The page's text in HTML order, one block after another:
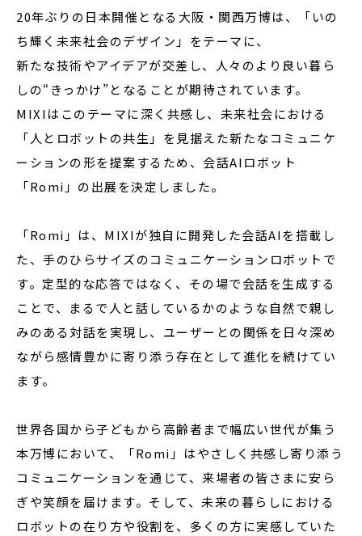
20年ぶりの日本開催となる大阪・関西万博は、「いの
ち輝く未来社会のデザイン」をテーマに、
新たな技術やアイデアが交差し、人々のより良い暮ら
しの“きっかけ”となることが期待されています。
MIXIはこのテーマに深く共感し、未来社会における
「人とロボットの共生」を見据えた新たなコミュニケ
ーションの形を提案するため、会話AIロボット
「Romi」の出展を決定しました。
「Romi」は、MIXIが独自に開発した会話AIを搭載し
た、手のひらサイズのコミュニケーションロボットで
す。定型的な応答ではなく、その場で会話を生成する
ことで、まるで人と話しているかのような自然で親し
みのある対話を実現し、ユーザーとの関係を日々深め
ながら感情豊かに寄り添う存在として進化を続けてい
ます。
世界各国から子どもから高齢者まで幅広い世代が集う
本万博において、「Romi」はやさしく共感し寄り添う
コミュニケーションを通じて、来場者の皆さまに安ら
ぎや笑顔を届けます。そして、未来の暮らしにおける
ロボットの在り方や役割を、多くの方に実感していた